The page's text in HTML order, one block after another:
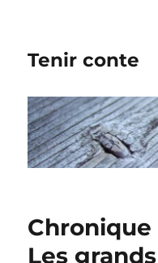
Tenir conte
Les